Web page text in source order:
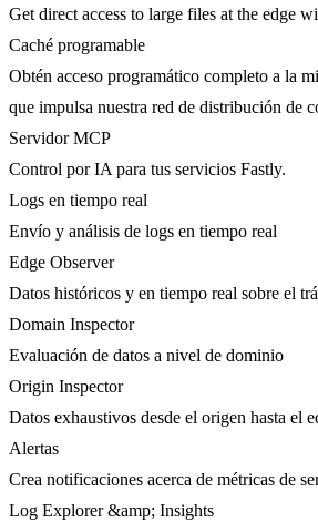
Get direct access to large files at the edge
Caché programable
Obtén acceso programático completo a la
que impulsa nuestra red de distribución de
Servidor MCP
Control por IA para tus servicios Fastly.
Logs en tiempo real
Envío y análisis de logs en tiempo real
Edge Observer
Datos históricos y en tiempo real sobre el
Domain Inspector
Evaluación de datos a nivel de dominio
Origin Inspector
Datos exhaustivos desde el origen hasta el
Alertas
Crea notificaciones acerca de métricas de
Log Explorer &amp; Insights